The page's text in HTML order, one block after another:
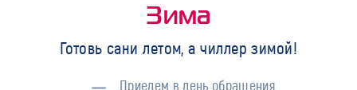
Зима
Готовь сани летом, а чиллер зимой!
Приедем в день обращения